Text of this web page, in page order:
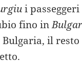
i
fino in
il